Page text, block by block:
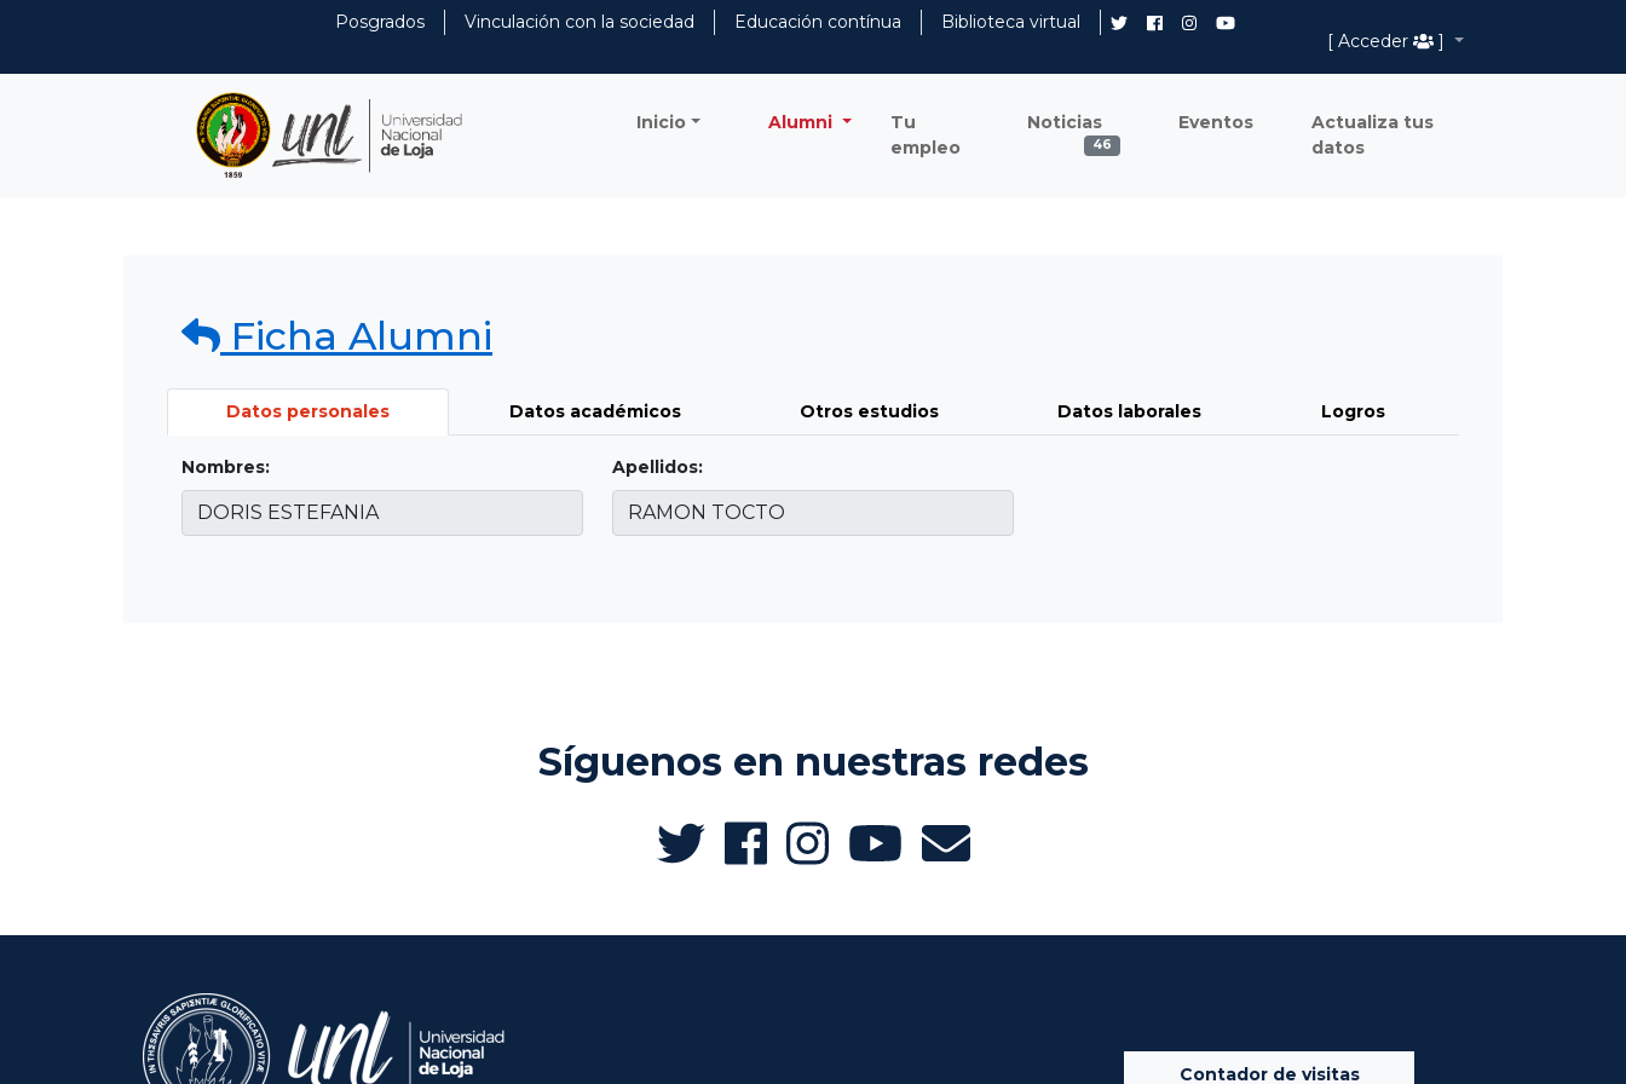
Posgrados Vinculación con la sociedad Educación contínua
Biblioteca virtual
[ Acceder
]
Inicio Alumni
Tu
empleo
Noticias
46
Eventos
Actualiza tus
datos
Ficha Alumni
Datos personales Datos académicos Otros estudios Datos laborales Logros
Nombres: Apellidos:
Síguenos en nuestras redes
Contador de visitas